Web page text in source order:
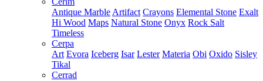
Antique Marble Artifact Crayons Elemental Stone Exalt
Hi Wood Maps Natural Stone Onyx Rock Salt
Timeless
Cerpa
Art Evora Iceberg Isar Lester Materia Obi Oxido Sisley
Tikal
Cerrad